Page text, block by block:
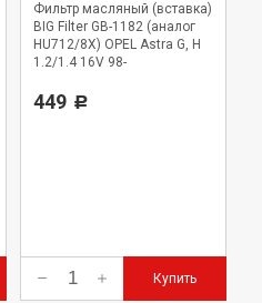
Фильтр масляный (вставка)
BIG Filter GB-1182 (аналог
HU712/8X) OPEL Astra G, H
1.2/1.4 16V 98-
449 Р
Купить